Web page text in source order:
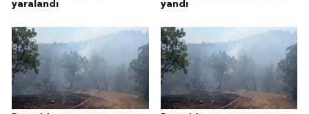
yaralandı
yandı